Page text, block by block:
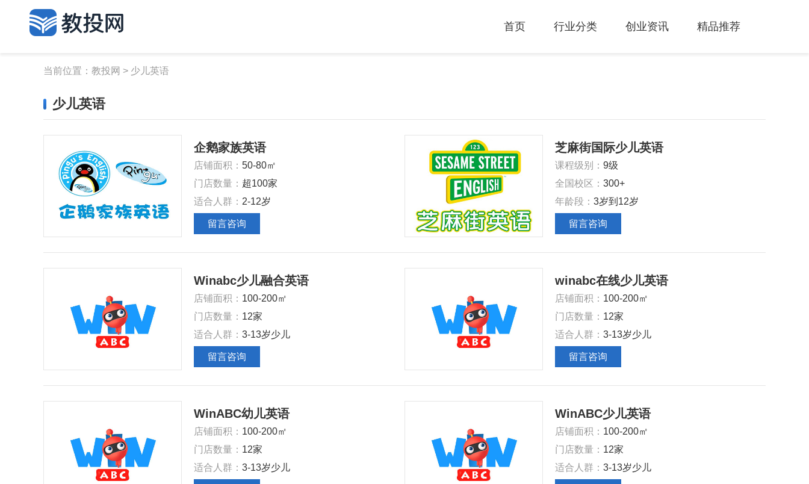
首页 行业分类 创业资讯 精品推荐
当前位置： 教投网 > 少儿英语
少儿英语
企鹅家族英语
店铺面积： 50-80㎡
门店数量： 超100家
适合人群： 2-12岁
留言咨询
芝麻街国际少儿英语
课程级别： 9级
全国校区： 300+
年龄段： 3岁到12岁
留言咨询
Winabc少儿融合英语
‌店铺面积‌： 100-200㎡
‌门店数量‌： 12家
‌适合人群‌： 3-13岁少儿
留言咨询
winabc在线少儿英语
‌店铺面积‌： 100-200㎡
‌门店数量‌： 12家
‌适合人群‌： 3-13岁少儿
留言咨询
WinABC幼儿英语
‌店铺面积‌： 100-200㎡
‌门店数量‌： 12家
‌适合人群‌： 3-13岁少儿
WinABC少儿英语
‌店铺面积‌： 100-200㎡
‌门店数量‌： 12家
‌适合人群‌： 3-13岁少儿